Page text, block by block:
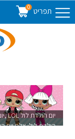
תפריט 0
הולדת לול: צלח יום